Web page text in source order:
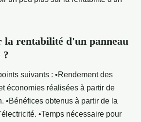
la rentabilité d'un panneau
?
suivants : •Rendement des
économies réalisées à partir de
•Bénéfices obtenus à partir de la
•Temps nécessaire pour